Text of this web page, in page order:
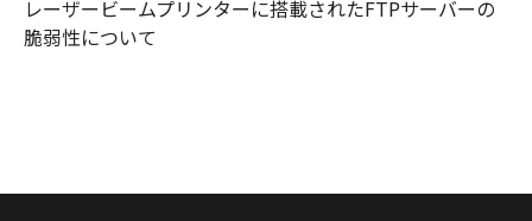
レーザービームプリンターに搭載されたFTPサーバーの
脆弱性について